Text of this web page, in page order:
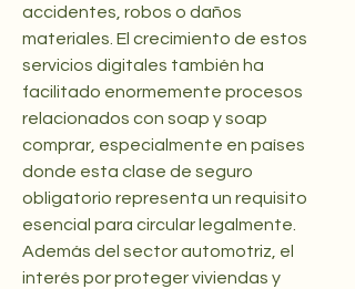
accidentes, robos o daños
materiales. El crecimiento de estos
servicios digitales también ha
facilitado enormemente procesos
relacionados con soap y soap
comprar, especialmente en países
donde esta clase de seguro
obligatorio representa un requisito
esencial para circular legalmente.
Además del sector automotriz, el
interés por proteger viviendas y